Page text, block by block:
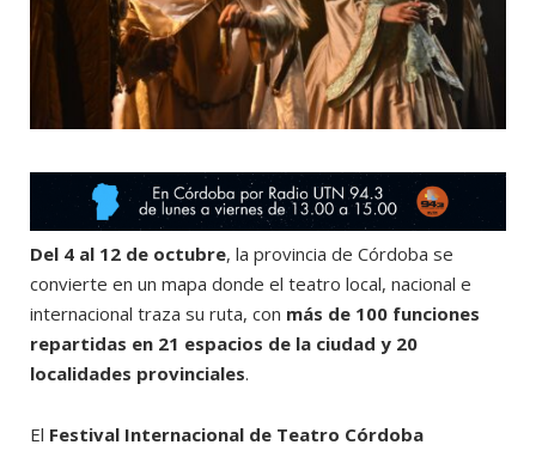
Del 4 al 12 de octubre, la provincia de Córdoba se
convierte en un mapa donde el teatro local, nacional e
internacional traza su ruta, con más de 100 funciones
repartidas en 21 espacios de la ciudad y 20
localidades provinciales.
El Festival Internacional de Teatro Córdoba